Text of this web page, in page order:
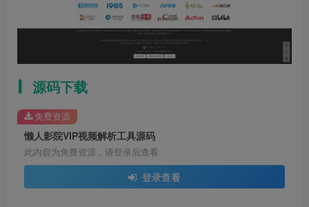
源码下载
懒人影院VIP视频解析工具源码
此内容为免费资源，请登录后查看
登录查看
免费资源